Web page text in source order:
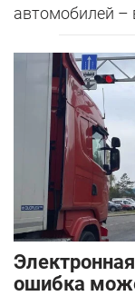
автомобилей –
ошибка